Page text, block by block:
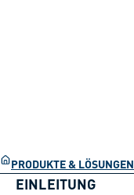
PRODUKTE & LÖSUNGEN
EINLEITUNG